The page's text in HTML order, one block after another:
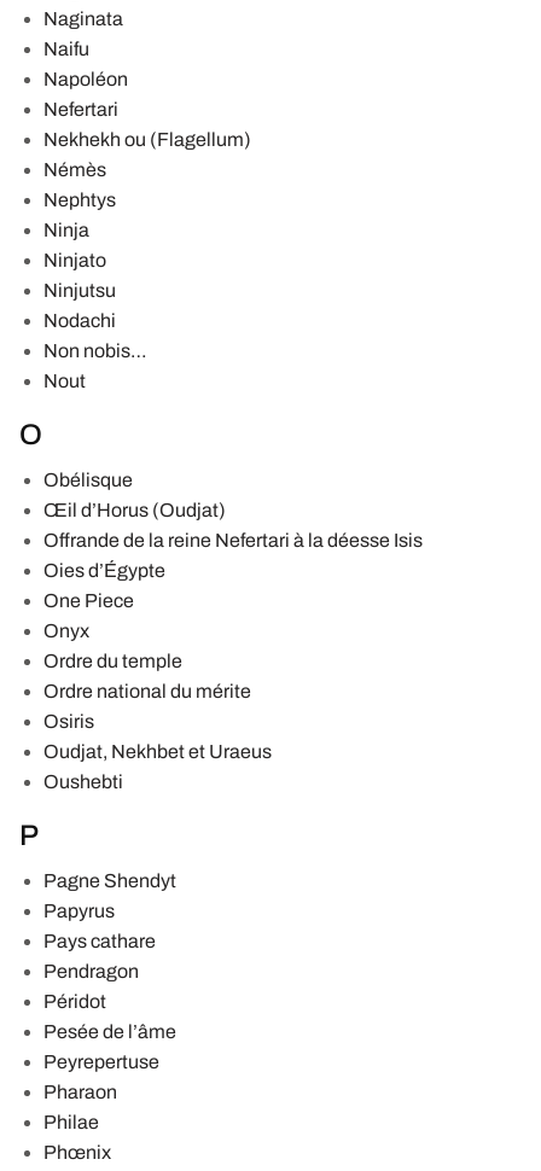
Naginata
Naifu
Napoléon
Nefertari
Nekhekh ou (Flagellum)
Némès
Nephtys
Ninja
Ninjato
Ninjutsu
Nodachi
Non nobis…
Nout
O
Obélisque
Œil d’Horus (Oudjat)
Offrande de la reine Nefertari à la déesse Isis
Oies d’Égypte
One Piece
Onyx
Ordre du temple
Ordre national du mérite
Osiris
Oudjat, Nekhbet et Uraeus
Oushebti
P
Pagne Shendyt
Papyrus
Pays cathare
Pendragon
Péridot
Pesée de l’âme
Peyrepertuse
Pharaon
Philae
Phœnix